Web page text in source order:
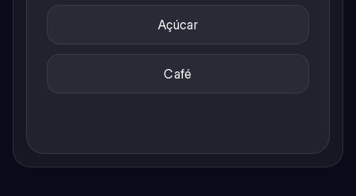
Açúcar
Café